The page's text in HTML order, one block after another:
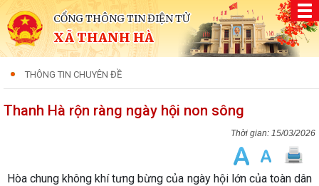
CỔNG THÔNG TIN ĐIỆN TỬ
XÃ THANH HÀ
THÔNG TIN CHUYÊN ĐỀ
Thanh Hà rộn ràng ngày hội non sông
15/03/2026
Hòa chung không khí tưng bừng của ngày hội lớn của toàn dân